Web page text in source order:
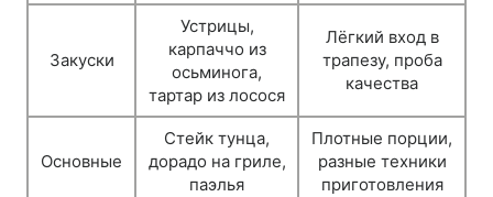
Закуски
Устрицы,
карпаччо из
осьминога,
тартар из лосося
Лёгкий вход в
трапезу, проба
качества
Основные
Стейк тунца,
дорадо на гриле,
паэлья
Плотные порции,
разные техники
приготовления